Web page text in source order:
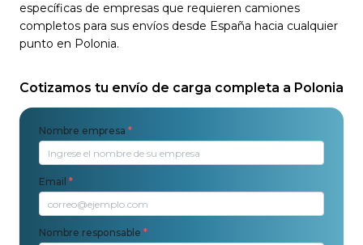
específicas de empresas que requieren camiones
completos para sus envíos desde España hacia cualquier
punto en Polonia.
Cotizamos tu envío de carga completa a Polonia
Nombre empresa *
Email *
Nombre responsable *